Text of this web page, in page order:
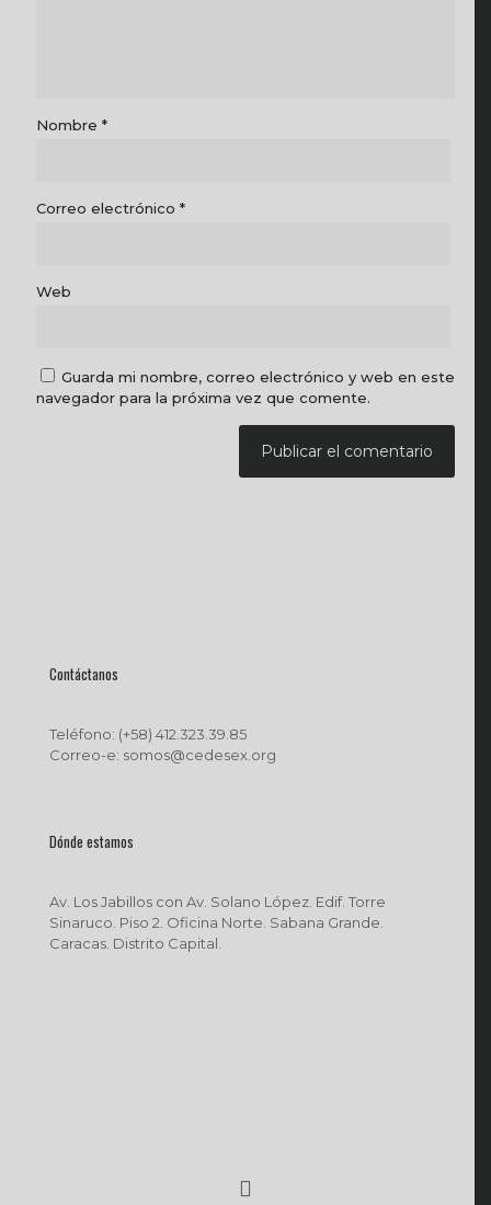
Nombre *
Correo electrónico *
Web
Guarda mi nombre, correo electrónico y web en este
navegador para la próxima vez que comente.
Contáctanos
Teléfono: (+58) 412.323.39.85
Correo-e: somos@cedesex.org
Dónde estamos
Av. Los Jabillos con Av. Solano López. Edif. Torre
Sinaruco. Piso 2. Oficina Norte. Sabana Grande.
Caracas. Distrito Capital.